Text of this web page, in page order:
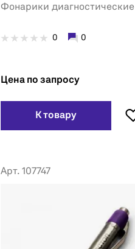
Фонарики диагностические
0 0
Цена по запросу
К товару
Арт. 107747